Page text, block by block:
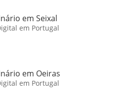
em Seixal
em Portugal
em Oeiras
em Portugal